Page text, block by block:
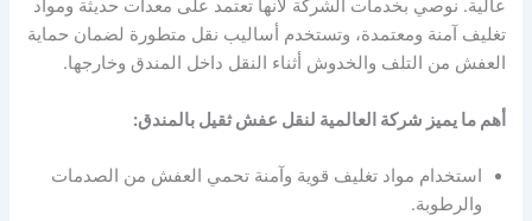
عالية. نوصي بخدمات الشركة لأنها تعتمد على معدات حديثة ومواد
تغليف آمنة ومعتمدة، وتستخدم أساليب نقل متطورة لضمان حماية
العفش من التلف والخدوش أثناء النقل داخل المندق وخارجها.
أهم ما يميز شركة العالمية لنقل عفش ثقيل بالمندق:
استخدام مواد تغليف قوية وآمنة تحمي العفش من الصدمات
والرطوبة.